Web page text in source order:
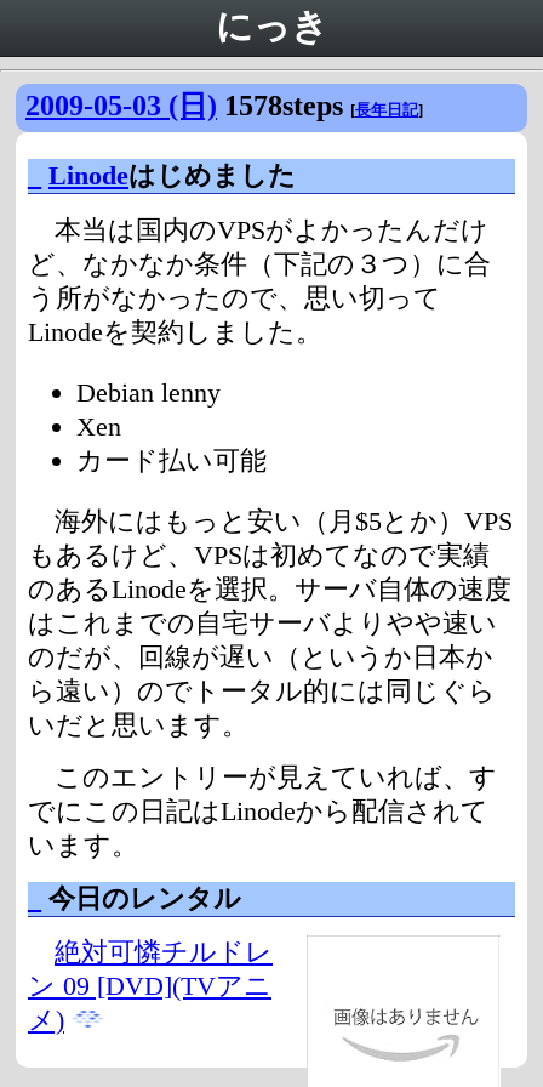
にっき
2009-05-03 (日) 1578steps [長年日記]
Linodeはじめました
本当は国内のVPSがよかったんだけ
ど、なかなか条件（下記の３つ）に合
う所がなかったので、思い切って
Linodeを契約しました。
Debian lenny
Xen
カード払い可能
海外にはもっと安い（月$5とか）VPS
もあるけど、VPSは初めてなので実績
のあるLinodeを選択。サーバ自体の速度
はこれまでの自宅サーバよりやや速い
のだが、回線が遅い（というか日本か
ら遠い）のでトータル的には同じぐら
いだと思います。
このエントリーが見えていれば、す
でにこの日記はLinodeから配信されて
います。
今日のレンタル
絶対可憐チルドレ
ン 09 [DVD](TVアニ
メ)